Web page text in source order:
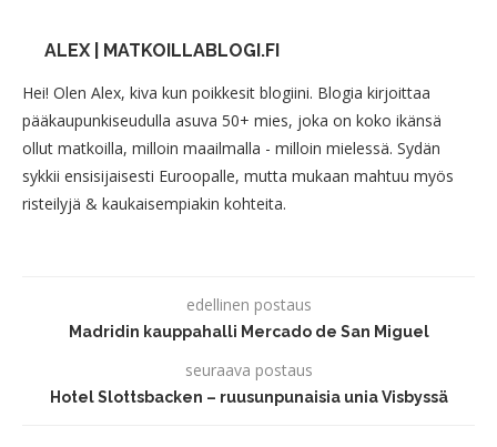
ALEX | MATKOILLABLOGI.FI
Hei! Olen Alex, kiva kun poikkesit blogiini. Blogia kirjoittaa
pääkaupunkiseudulla asuva 50+ mies, joka on koko ikänsä
ollut matkoilla, milloin maailmalla - milloin mielessä. Sydän
sykkii ensisijaisesti Euroopalle, mutta mukaan mahtuu myös
risteilyjä & kaukaisempiakin kohteita.
edellinen postaus
Madridin kauppahalli Mercado de San Miguel
seuraava postaus
Hotel Slottsbacken – ruusunpunaisia unia Visbyssä